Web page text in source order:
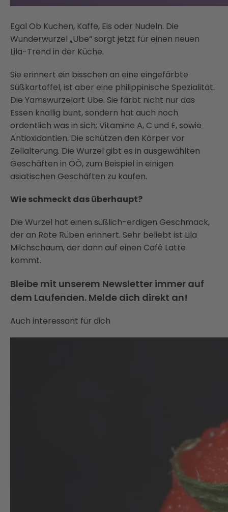
Egal Ob Kuchen, Kaffe, Eis oder Nudeln. Die
Wunderwurzel „Ube“ sorgt jetzt für einen neuen
Lila-Trend in der Küche.
Sie erinnert ein bisschen an eine eingefärbte
Süßkartoffel, ist aber eine philippinische Spezialität.
Die Yamswurzelart Ube. Sie färbt nicht nur das
Essen knallig bunt, sondern hat auch noch
ordentlich was in sich: Vitamine A, C und E, sowie
Antioxidantien. Die schützen den Körper vor
Zellalterung. Die Wurzel gibt es in ausgewählten
Geschäften in OÖ, zum Beispiel in einigen
asiatischen Geschäften zu kaufen.
Wie schmeckt das überhaupt?
Die Wurzel hat einen süßlich-erdigen Geschmack,
der an Rote Rüben erinnert. Sehr beliebt ist Lila
Milchschaum, der dann auf einen Café Latte
kommt.
Bleibe mit unserem Newsletter immer auf
dem Laufenden. Melde dich direkt an!
Auch interessant für dich